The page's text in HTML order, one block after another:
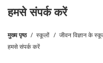
हमसे संपर्क करें
पग
मुख्य पृष्ठ स्कूलों जीवन विज्ञान के
हमसे संपर्क करें